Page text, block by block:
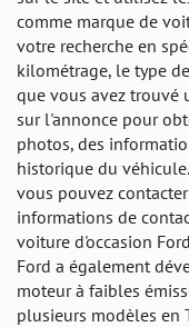
comme marque de
votre recherche en
kilométrage, le type
que vous avez trouvé
sur l'annonce pour
photos, des
historique du
vous pouvez
informations de
voiture d'occasion
Ford a également
moteur à faibles
plusieurs modèles en